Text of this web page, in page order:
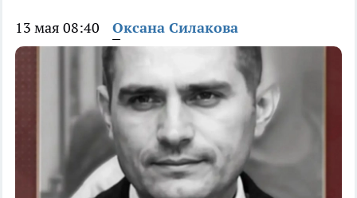
13 мая 08:40 Оксана Силакова